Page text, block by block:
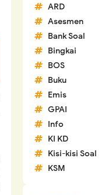
ARD
Asesmen
Bank Soal
Bingkai
BOS
Buku
Emis
GPAI
Info
KI KD
Kisi-kisi Soal
KSM